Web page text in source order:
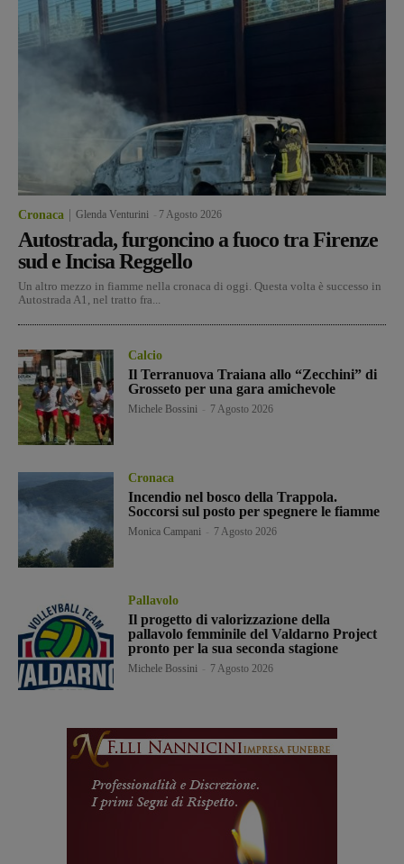
Cronaca Glenda Venturini 7 Agosto 2026
Autostrada, furgoncino a fuoco tra Firenze
sud e Incisa Reggello
Un altro mezzo in fiamme nella cronaca di oggi. Questa volta è successo in
Autostrada A1, nel tratto fra...
Calcio
Il Terranuova Traiana allo “Zecchini” di
Grosseto per una gara amichevole
Michele Bossini 7 Agosto 2026
Cronaca
Incendio nel bosco della Trappola.
Soccorsi sul posto per spegnere le fiamme
Monica Campani 7 Agosto 2026
Pallavolo
Il progetto di valorizzazione della
pallavolo femminile del Valdarno Project
pronto per la sua seconda stagione
Michele Bossini 7 Agosto 2026